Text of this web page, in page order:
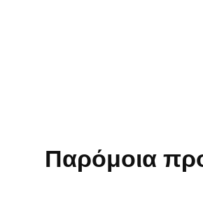
Παρόμοια